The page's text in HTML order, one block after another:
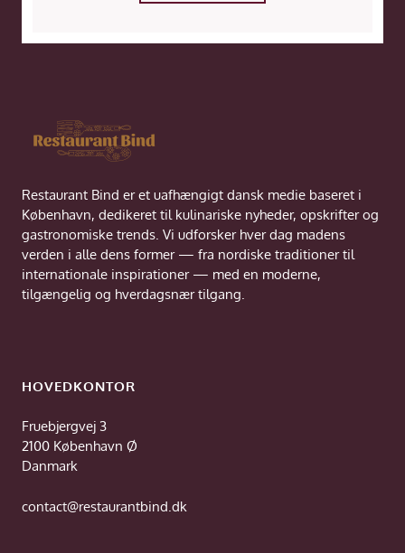
Restaurant Bind er et uafhængigt dansk medie baseret i
København, dedikeret til kulinariske nyheder, opskrifter og
gastronomiske trends. Vi udforsker hver dag madens
verden i alle dens former — fra nordiske traditioner til
internationale inspirationer — med en moderne,
tilgængelig og hverdagsnær tilgang.
HOVEDKONTOR
Fruebjergvej 3
2100 København Ø
Danmark
contact@restaurantbind.dk